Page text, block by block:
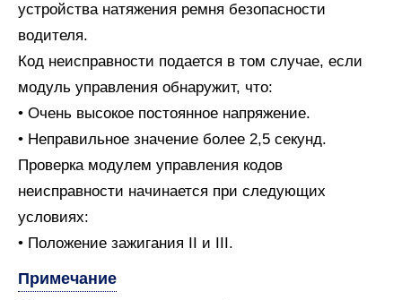
устройства натяжения ремня безопасности
водителя.
Код неисправности подается в том случае, если
модуль управления обнаружит, что:
• Очень высокое постоянное напряжение.
• Неправильное значение более 2,5 секунд.
Проверка модулем управления кодов
неисправности начинается при следующих
условиях:
• Положение зажигания II и III.
Примечание